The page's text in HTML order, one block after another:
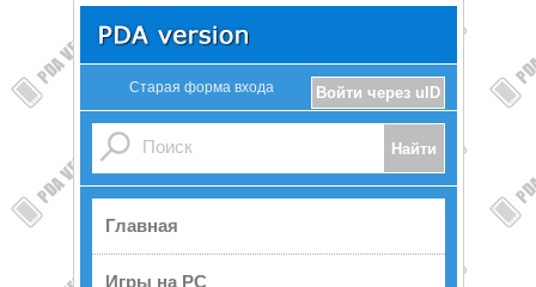
Войти через uID
Старая форма входа
Главная
Игры на PC